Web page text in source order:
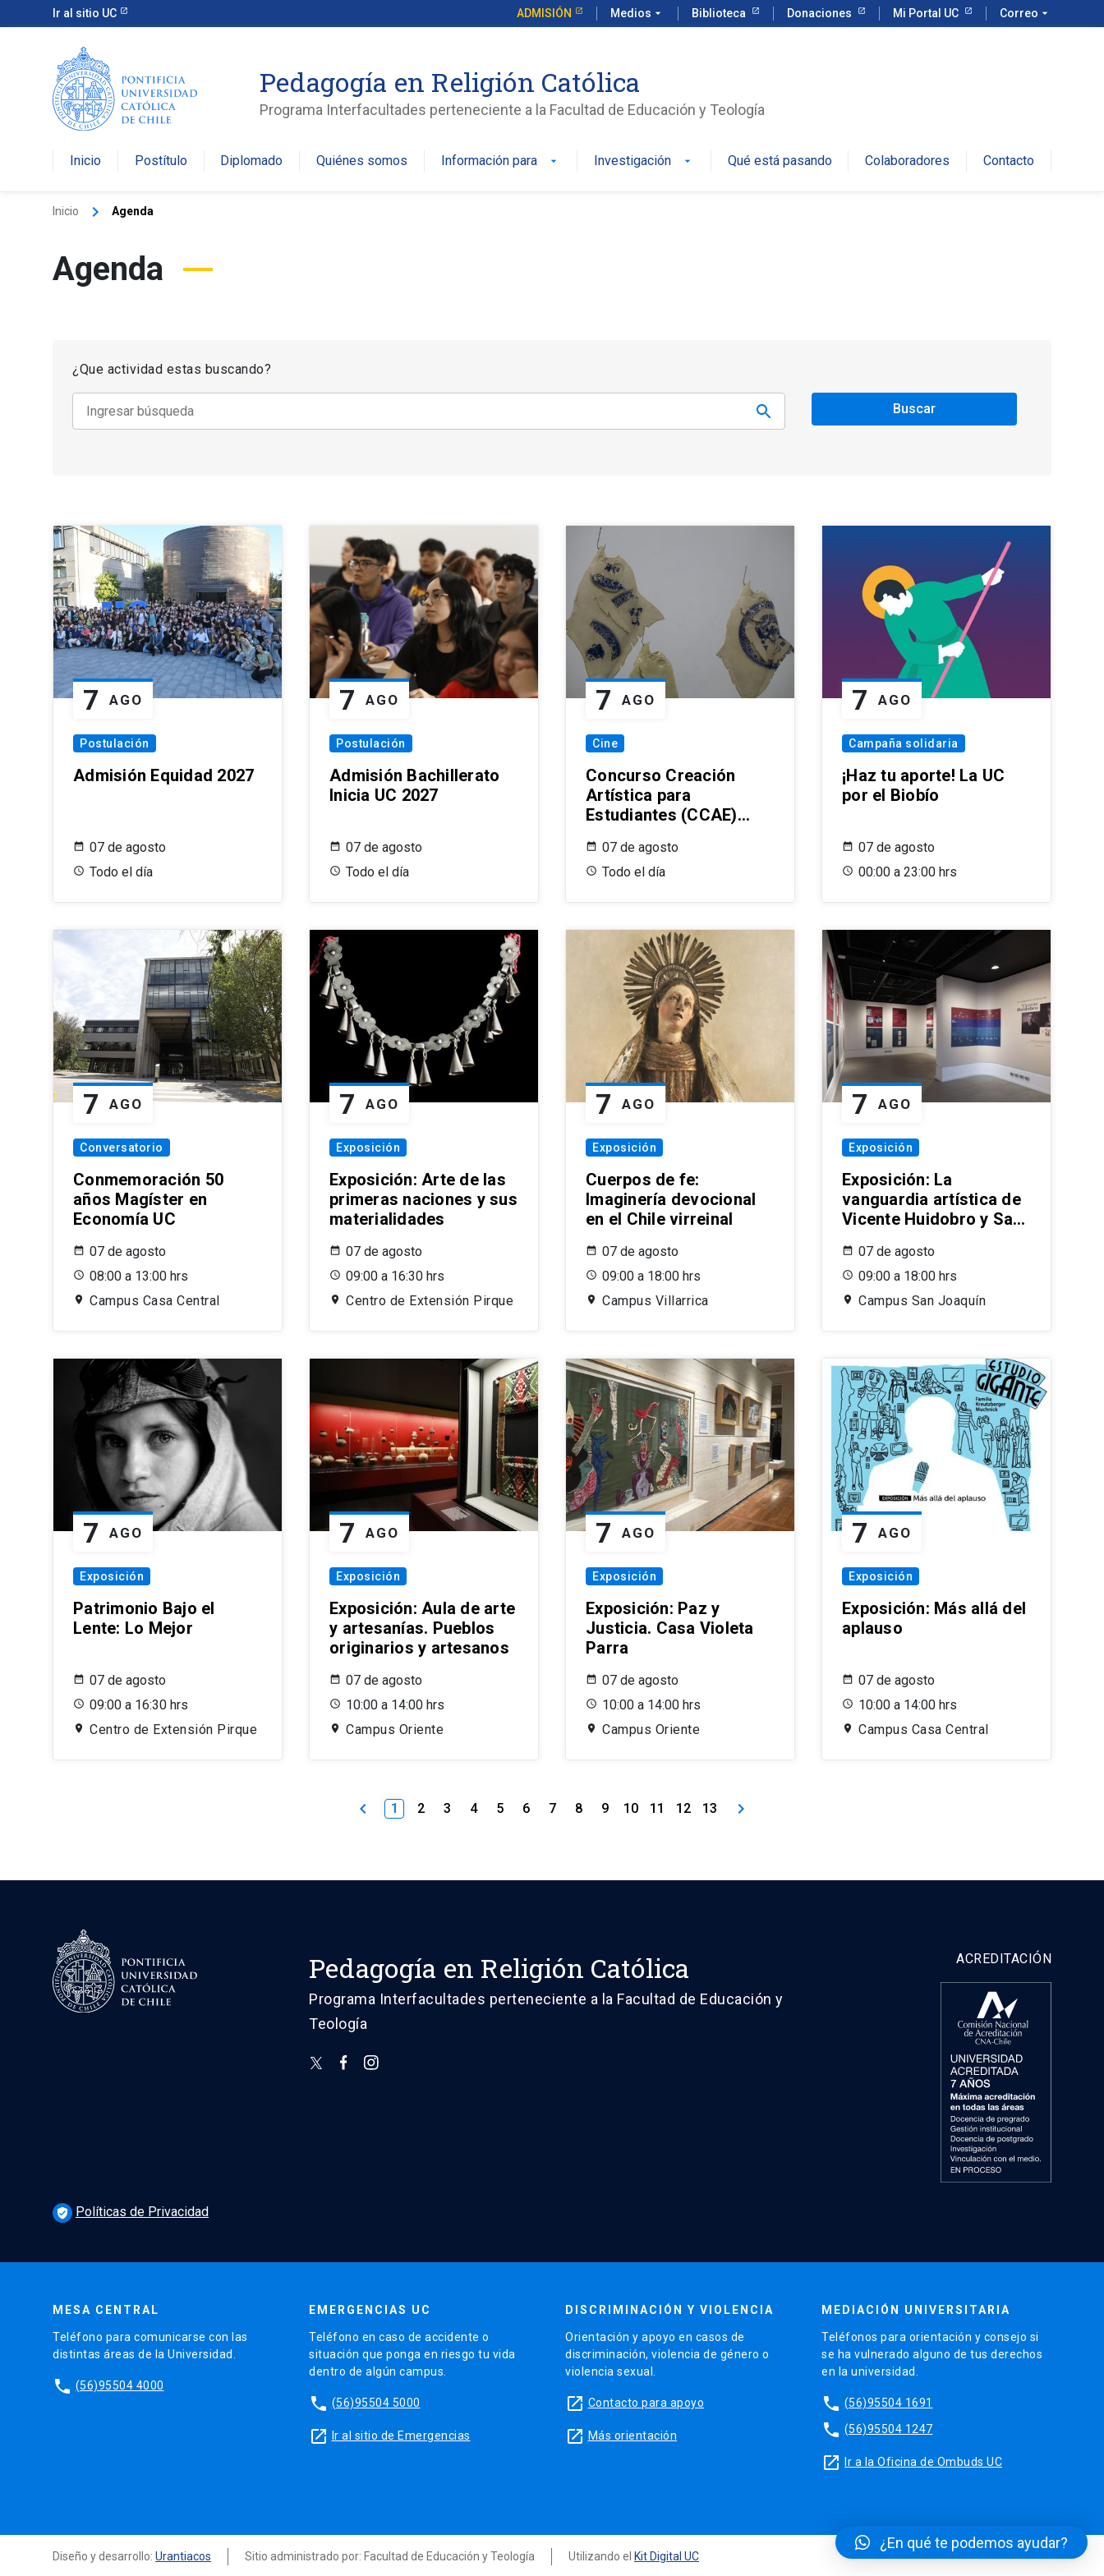
Ir al sitio UC ADMISIÓN Medios arrow_drop_down Biblioteca Donaciones Mi Portal UC Correo arrow_drop_down
Pedagogía en Religión Católica
Programa Interfacultades perteneciente a la Facultad de Educación y Teología
Inicio Postítulo Diplomado Quiénes somos Información para arrow_drop_down Investigación arrow_drop_down Qué está pasando Colaboradores Contacto
Inicio keyboard_arrow_right Agenda
Agenda
¿Que actividad estas buscando?
Buscar
Postulación
Admisión Equidad 2027
7 AGO
07 de agosto
Todo el día
Postulación
Admisión Bachillerato
Inicia UC 2027
7 AGO
07 de agosto
Todo el día
Cine
Concurso Creación
Artística para
Estudiantes (CCAE)
7 AGO
07 de agosto
Todo el día
Campaña solidaria
¡Haz tu aporte! La UC
por el Biobío
7 AGO
07 de agosto
00:00 a 23:00 hrs
Conversatorio
Conmemoración 50
años Magíster en
Economía UC
7 AGO
07 de agosto
08:00 a 13:00 hrs
Campus Casa Central
Exposición
Exposición: Arte de las
primeras naciones y sus
materialidades
7 AGO
07 de agosto
09:00 a 16:30 hrs
Centro de Extensión Pirque
Exposición
Cuerpos de fe:
Imaginería devocional
en el Chile virreinal
7 AGO
07 de agosto
09:00 a 18:00 hrs
Campus Villarrica
Exposición
Exposición: La
vanguardia artística de
Vicente Huidobro y Sara
7 AGO
07 de agosto
09:00 a 18:00 hrs
Campus San Joaquín
Exposición
Patrimonio Bajo el
Lente: Lo Mejor
7 AGO
07 de agosto
09:00 a 16:30 hrs
Centro de Extensión Pirque
Exposición
Exposición: Aula de arte
y artesanías. Pueblos
originarios y artesanos
7 AGO
07 de agosto
10:00 a 14:00 hrs
Campus Oriente
Exposición
Exposición: Paz y
Justicia. Casa Violeta
Parra
7 AGO
07 de agosto
10:00 a 14:00 hrs
Campus Oriente
Exposición
Exposición: Más allá del
aplauso
7 AGO
07 de agosto
10:00 a 14:00 hrs
Campus Casa Central
keyboard_arrow_left 1 2 3 4 5 6 7 8 9 10 11 12 13 keyboard_arrow_right
Pedagogía en Religión Católica
Programa Interfacultades perteneciente a la Facultad de Educación y
Teología
ACREDITACIÓN
verified_user Políticas de Privacidad
MESA CENTRAL
Teléfono para comunicarse con las
distintas áreas de la Universidad.
phone (56)95504 4000
EMERGENCIAS UC
Teléfono en caso de accidente o
situación que ponga en riesgo tu vida
dentro de algún campus.
phone (56)95504 5000
launch Ir al sitio de Emergencias
DISCRIMINACIÓN Y VIOLENCIA
Orientación y apoyo en casos de
discriminación, violencia de género o
violencia sexual.
launch Contacto para apoyo
launch Más orientación
MEDIACIÓN UNIVERSITARIA
Teléfonos para orientación y consejo si
se ha vulnerado alguno de tus derechos
en la universidad.
phone (56)95504 1691
phone (56)95504 1247
launch Ir a la Oficina de Ombuds UC
Diseño y desarrollo: Urantiacos Sitio administrado por: Facultad de Educación y Teología Utilizando el Kit Digital UC
¿En qué te podemos ayudar?